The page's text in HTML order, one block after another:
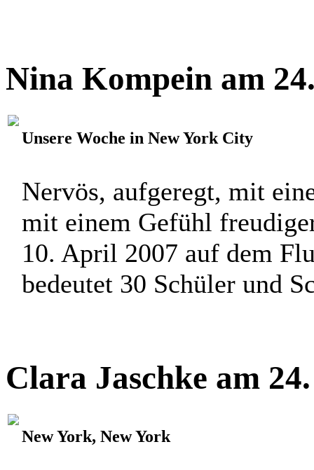
Nina Kompein am
Unsere Woche in New York City
Nervös, aufgeregt, mit
mit einem Gefühl
10. April 2007 auf dem
bedeutet 30 Schüler und
Clara Jaschke am
New York, New York